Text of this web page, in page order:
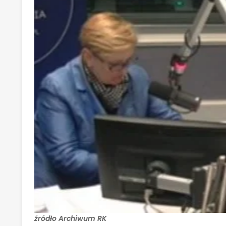
źródło Archiwum RK